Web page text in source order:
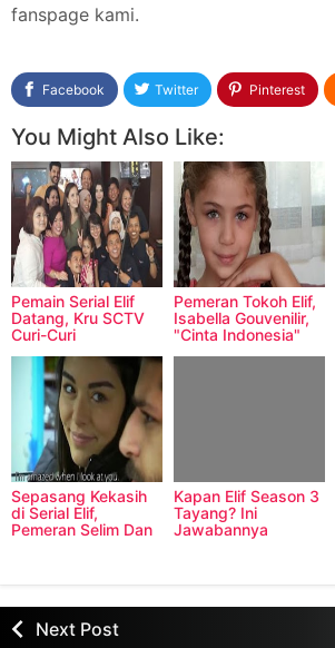
fanspage kami.
Facebook Twitter Pinterest
You Might Also Like:
Pemain Serial Elif
Datang, Kru SCTV
Curi-Curi
Pemeran Tokoh Elif,
Isabella Gouvenilir,
"Cinta Indonesia"
Sepasang Kekasih
di Serial Elif,
Pemeran Selim Dan
Kapan Elif Season 3
Tayang? Ini
Jawabannya
Next Post